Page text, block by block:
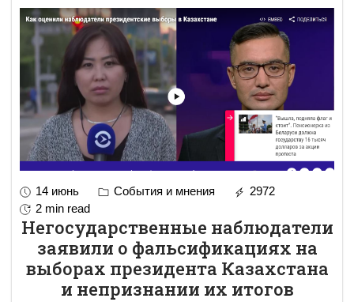
14 июнь События и мнения
2972
2 min read
Негосударственные наблюдатели
заявили о фальсификациях на
выборах президента Казахстана
и непризнании их итогов